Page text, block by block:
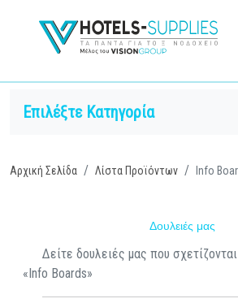
Επιλέξτε Κατηγορία
Αρχική Σελίδα Λίστα Προϊόντων Ιnfo
Δουλειές μας
Δείτε δουλειές μας που
«Ιnfo Βoards»